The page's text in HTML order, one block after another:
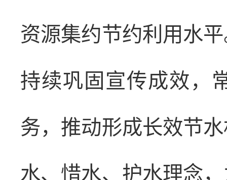
资源集约节约利用水
持续巩固宣传成效，
务，推动形成长效节
水、惜水、护水理念